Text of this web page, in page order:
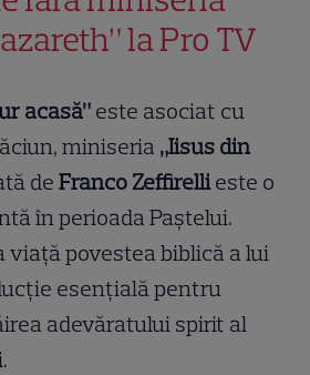
la Pro TV
acasă” este asociat cu
miniseria „Iisus din
deFranco Zeffirellieste o
în perioada Paștelui.
viață povestea biblică a lui
esențială pentru
adevăratului spirit al